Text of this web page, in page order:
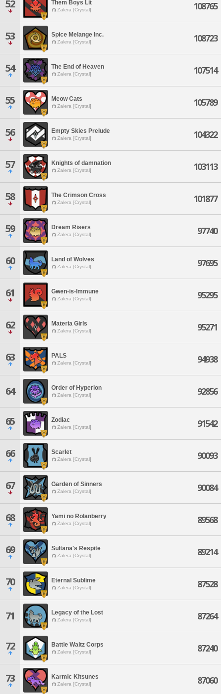
52 Them Boys Lit
Zalera [Crystal] 108765
53 Spice Melange Inc.
Zalera [Crystal] 108723
54 The End of Heaven
Zalera [Crystal] 107514
55 Meow Cats
Zalera [Crystal] 105789
56 Empty Skies Prelude
Zalera [Crystal] 104322
57 Knights of damnation
Zalera [Crystal] 103113
58 The Crimson Cross
Zalera [Crystal] 101877
59 Dream Risers
Zalera [Crystal] 97740
60 Land of Wolves
Zalera [Crystal] 97695
61 Gwen-is-Immune
Zalera [Crystal] 95295
62 Materia Girls
Zalera [Crystal] 95271
63 PALS
Zalera [Crystal] 94938
64 Order of Hyperion
Zalera [Crystal] 92856
65 Zodiac
Zalera [Crystal] 91542
66 Scarlet
Zalera [Crystal] 90093
67 Garden of Sinners
Zalera [Crystal] 90084
68 Yami no Rolanberry
Zalera [Crystal] 89568
69 Sultana's Respite
Zalera [Crystal] 89214
70 Eternal Sublime
Zalera [Crystal] 87528
71 Legacy of the Lost
Zalera [Crystal] 87264
72 Battle Waltz Corps
Zalera [Crystal] 87240
73 Karmic Kitsunes
Zalera [Crystal] 87060